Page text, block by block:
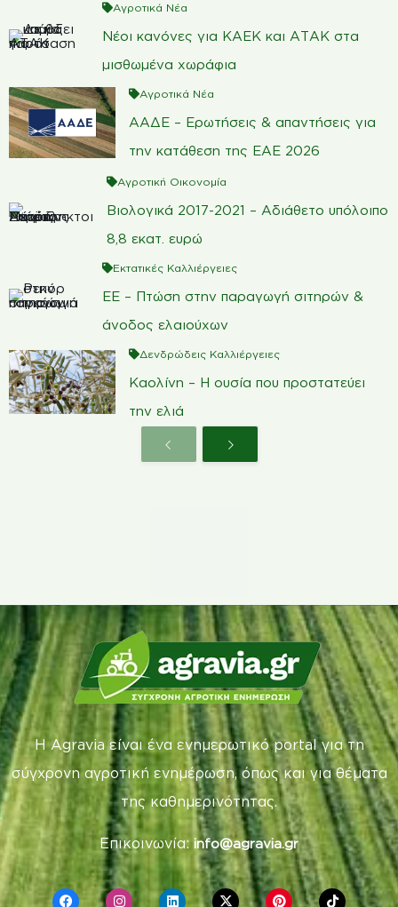
Αγροτικά Νέα
Νέοι κανόνες για ΚΑΕΚ και ΑΤΑΚ στα
μισθωμένα χωράφια
Αγροτικά Νέα
ΑΑΔΕ – Ερωτήσεις & απαντήσεις για
την κατάθεση της ΕΑΕ 2026
Αγροτική Οικονομία
Βιολογικά 2017-2021 – Αδιάθετο υπόλοιπο
8,8 εκατ. ευρώ
Εκτατικές Καλλιέργειες
ΕΕ – Πτώση στην παραγωγή σιτηρών &
άνοδος ελαιούχων
Δενδρώδεις Καλλιέργειες
Καολίνη – Η ουσία που προστατεύει
την ελιά
Η Agravia είναι ένα ενημερωτικό portal για τη
σύγχρονη αγροτική ενημέρωση, όπως και για θέματα
της καθημερινότητας.
Επικοινωνία: info@agravia.gr